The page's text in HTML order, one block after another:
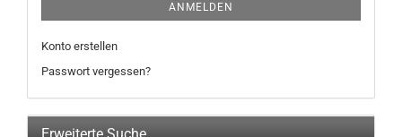
ANMELDEN
Konto erstellen
Passwort vergessen?